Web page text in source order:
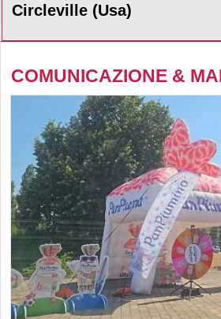
Circleville (Usa)
COMUNICAZIONE &